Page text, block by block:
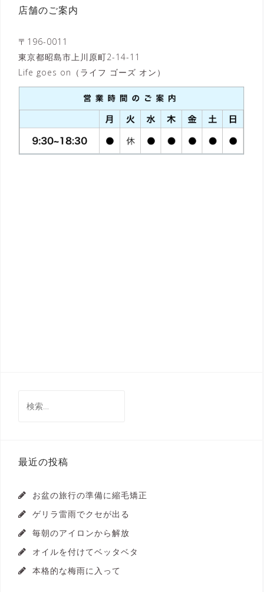
店舗のご案内
〒196-0011
東京都昭島市上川原町2-14-11
Life goes on（ライフ ゴーズ オン）
索:
最近の投稿
お盆の旅行の準備に縮毛矯正
ゲリラ雷雨でクセが出る
毎朝のアイロンから解放
オイルを付けてベッタベタ
本格的な梅雨に入って